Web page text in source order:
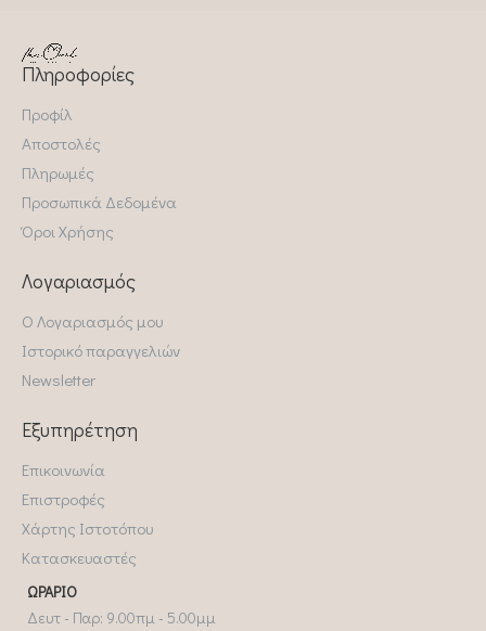
Πληροφορίες
Προφίλ
Αποστολές
Πληρωμές
Προσωπικά Δεδομένα
Όροι Χρήσης
Λογαριασμός
Ο Λογαριασμός μου
Ιστορικό παραγγελιών
Newsletter
Εξυπηρέτηση
Επικοινωνία
Επιστροφές
Χάρτης Ιστοτόπου
Κατασκευαστές
ΩΡΆΡΙΟ
Δευτ - Παρ: 9.00πμ - 5.00μμ